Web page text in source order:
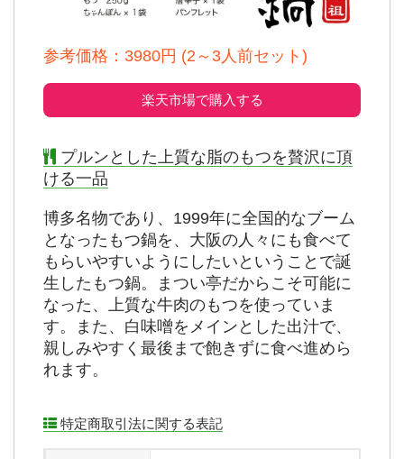
公式
参考価格：3980円 (2～3人前セット)
楽天市場で購入する
プルンとした上質な脂のもつを贅沢に頂
ける一品
博多名物であり、1999年に全国的なブーム
となったもつ鍋を、大阪の人々にも食べて
もらいやすいようにしたいということで誕
生したもつ鍋。まつい亭だからこそ可能に
なった、上質な牛肉のもつを使っていま
す。また、白味噌をメインとした出汁で、
親しみやすく最後まで飽きずに食べ進めら
れます。
特定商取引法に関する表記